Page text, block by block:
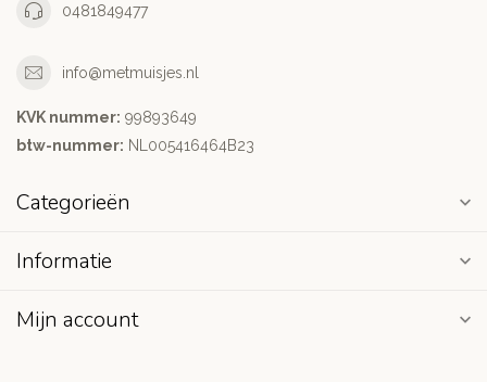
0481849477
info@metmuisjes.nl
KVK nummer: 99893649
btw-nummer: NL005416464B23
Categorieën
Informatie
Mijn account